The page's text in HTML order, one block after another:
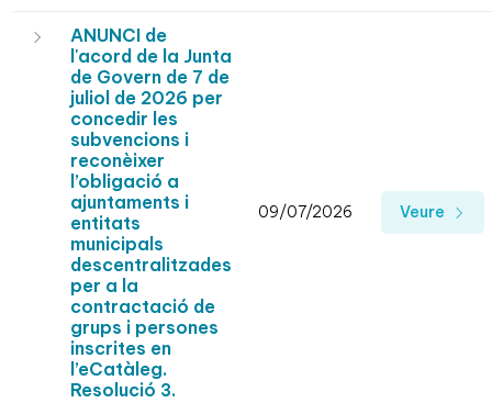
ANUNCI de
l'acord de la Junta
de Govern de 7 de
juliol de 2026 per
concedir les
subvencions i
reconèixer
l’obligació a
ajuntaments i
entitats
municipals
descentralitzades
per a la
contractació de
grups i persones
inscrites en
l’eCatàleg.
Resolució 3.
09/07/2026 Veure